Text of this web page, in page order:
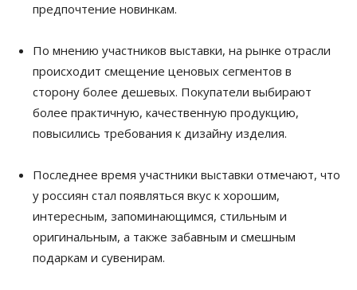
предпочтение новинкам.
По мнению участников выставки, на рынке отрасли
происходит смещение ценовых сегментов в
сторону более дешевых. Покупатели выбирают
более практичную, качественную продукцию,
повысились требования к дизайну изделия.
Последнее время участники выставки отмечают, что
у россиян стал появляться вкус к хорошим,
интересным, запоминающимся, стильным и
оригинальным, а также забавным и смешным
подаркам и сувенирам.